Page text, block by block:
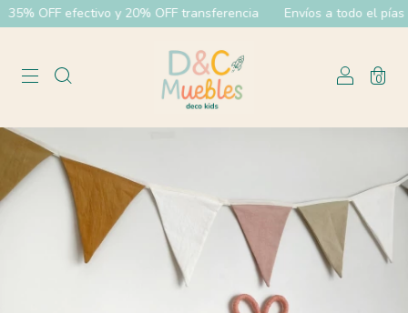
OFF efectivo y 20% OFF transferencia Envíos a todo el pías
0